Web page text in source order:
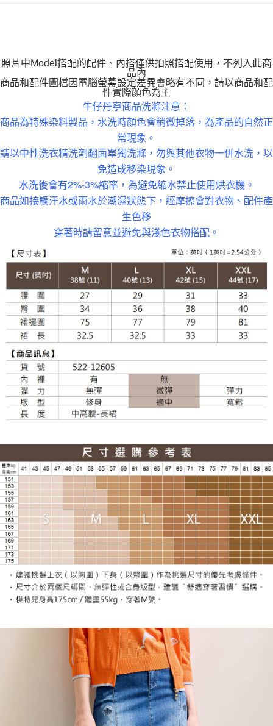
付款後萊爾富取貨
每筆NT$100，滿NT$988(含以上)免運費
每筆NT$100，滿NT$988(含以上)免運費
每筆NT$100，滿NT$988(含以上)免運費
每筆NT$100，滿NT$988(含以上)免運費
每筆NT$120
照片中Model搭配的配件、內搭僅供拍照搭配使用，不列入此商
品內
商品和配件圖檔因電腦螢幕設定差異會略有不同，請以商品和配
件實際顏色為主
牛仔丹寧商品洗滌注意：
商品為特殊染料製品，水洗時顏色會稍微掉落，為產品的自然正
常現象。
請以中性洗衣精洗劑翻面單獨洗滌，勿與其他衣物一併水洗，以
免造成移染現象。
水洗後會有2%-3%縮率，為避免縮水禁止使用烘衣機。
商品如接觸汗水或雨水於潮濕狀態下，經摩擦會對衣物、配件產
生色移
穿著時請留意並避免與淺色衣物搭配。